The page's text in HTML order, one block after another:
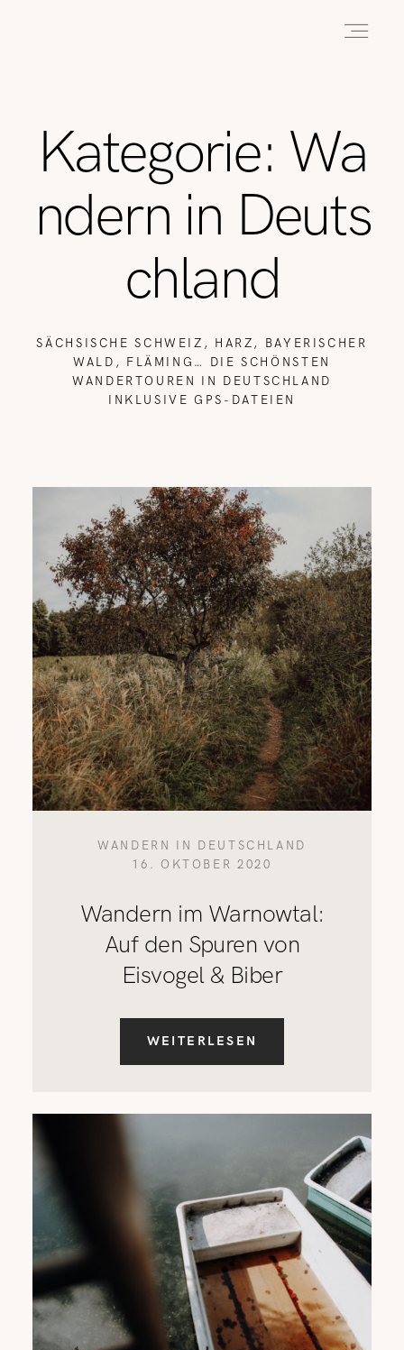
Kategorie: Wa
ndern in Deuts
chland
SÄCHSISCHE SCHWEIZ, HARZ, BAYERISCHER
WALD, FLÄMING… DIE SCHÖNSTEN
WANDERTOUREN IN DEUTSCHLAND
INKLUSIVE GPS-DATEIEN
WANDERN IN DEUTSCHLAND
16. OKTOBER 2020
Wandern im Warnowtal:
Auf den Spuren von
Eisvogel & Biber
WEITERLESEN
WILDLIFE
SHOP
KONTAKT